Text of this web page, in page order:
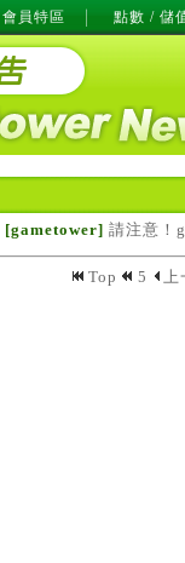
會員特區 點數 / 儲
[gametower] 請注意！
Top 5 上